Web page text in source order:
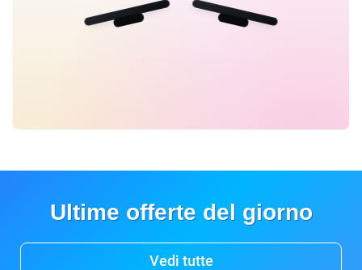
Ultime offerte del giorno
Vedi tutte